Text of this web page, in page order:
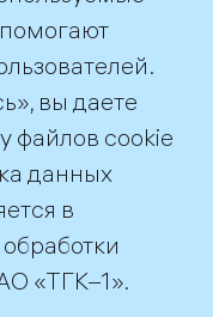
ПС
вы даете
файлов cookie
данных
в
«ТГК–1».